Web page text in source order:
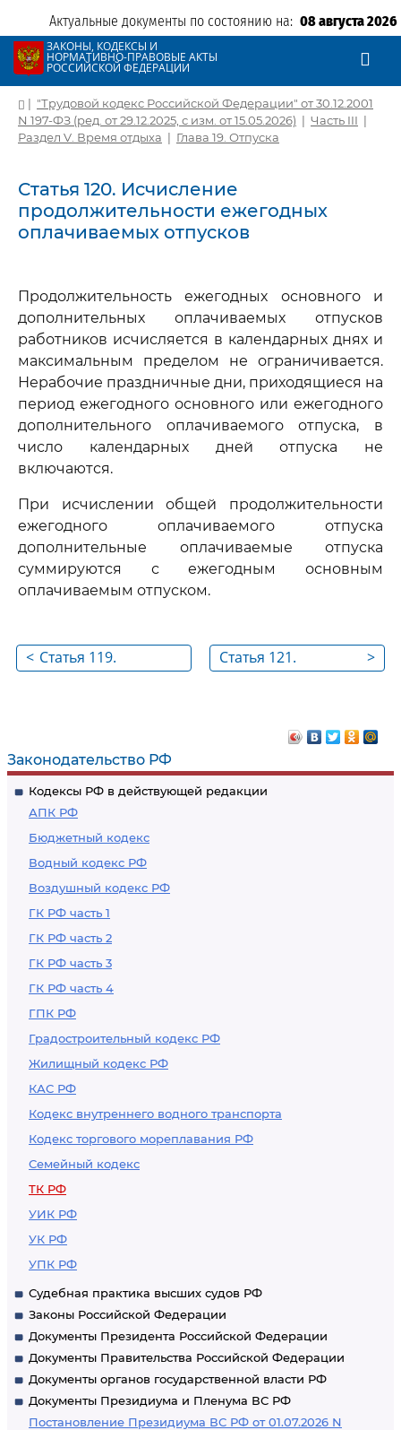
Актуальные документы по состоянию на: 08 августа 2026
ЗАКОНЫ, КОДЕКСЫ И
НОРМАТИВНО-ПРАВОВЫЕ АКТЫ
РОССИЙСКОЙ ФЕДЕРАЦИИ
Законодательство РФ
Кодексы РФ в действующей редакции
АПК РФ
Бюджетный кодекс
Водный кодекс РФ
Воздушный кодекс РФ
ГК РФ часть 1
ГК РФ часть 2
ГК РФ часть 3
ГК РФ часть 4
ГПК РФ
Градостроительный кодекс РФ
Жилищный кодекс РФ
КАС РФ
Кодекс внутреннего водного транспорта
Кодекс торгового мореплавания РФ
Семейный кодекс
ТК РФ
УИК РФ
УК РФ
УПК РФ
Судебная практика высших судов РФ
Законы Российской Федерации
Документы Президента Российской Федерации
Документы Правительства Российской Федерации
Документы органов государственной власти РФ
Документы Президиума и Пленума ВС РФ
Постановление Президиума ВС РФ от 01.07.2026 N
| "Трудовой кодекс Российской Федерации" от 30.12.2001
N 197-ФЗ (ред. от 29.12.2025, с изм. от 15.05.2026) | Часть III |
Раздел V. Время отдыха | Глава 19. Отпуска
Статья 120. Исчисление
продолжительности ежегодных
оплачиваемых отпусков
Продолжительность ежегодных основного и
дополнительных оплачиваемых отпусков
работников исчисляется в календарных днях и
максимальным пределом не ограничивается.
Нерабочие праздничные дни, приходящиеся на
период ежегодного основного или ежегодного
дополнительного оплачиваемого отпуска, в
число календарных дней отпуска не
включаются.
При исчислении общей продолжительности
ежегодного оплачиваемого отпуска
дополнительные оплачиваемые отпуска
суммируются с ежегодным основным
оплачиваемым отпуском.
< Статья 119.
отпуск работникам с
ненормированным
рабочим днем
>
Статья 121.
ежегодные
оплачиваемые
отпуска